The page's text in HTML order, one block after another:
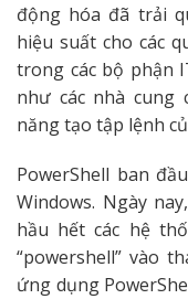
động hóa đã trải
hiệu suất cho các
trong các bộ phận
như các nhà cung
năng tạo tập lệnh
PowerShell ban
Windows. Ngày
hầu hết các hệ
“powershell” vào
ứng dụng